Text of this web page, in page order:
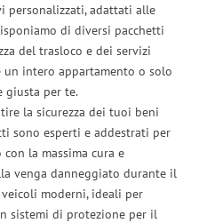
personalizzati, adattati alle
di diversi pacchetti
del trasloco e dei servizi
un intero appartamento o solo
giusta per te.
la sicurezza dei tuoi beni
sono esperti e addestrati per
la massima cura e
venga danneggiato durante il
moderni, ideali per
sistemi di protezione per il